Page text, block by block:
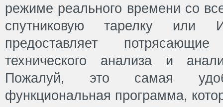
режиме реального времени со
спутниковую тарелку или
предоставляет
технического анализа и
Пожалуй, это самая
функциональная программа,